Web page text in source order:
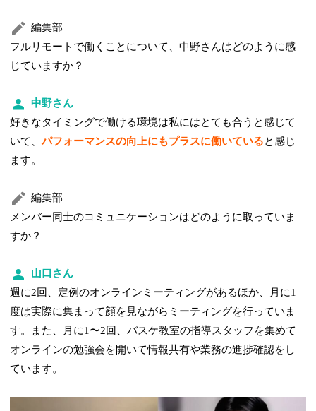
編集部
フルリモートで働くことについて、中野さんはどのように感
じていますか？
中野さん
好きなタイミングで働ける環境は私にはとても合うと感じて
いて、パフォーマンスの向上にもプラスに働いていると感じ
ます。
編集部
メンバー同士のコミュニケーションはどのように取っていま
すか？
山口さん
週に2回、定例のオンラインミーティングがあるほか、月に1
度は実際に集まって顔を見ながらミーティングを行っていま
す。また、月に1〜2回、バスケ教室の指導スタッフを集めて
オンラインの勉強会を開いて情報共有や業務の進捗確認をし
ています。